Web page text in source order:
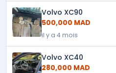
Volvo XC90
500,000 MAD
il y a 4 mois
Volvo XC40
280,000 MAD